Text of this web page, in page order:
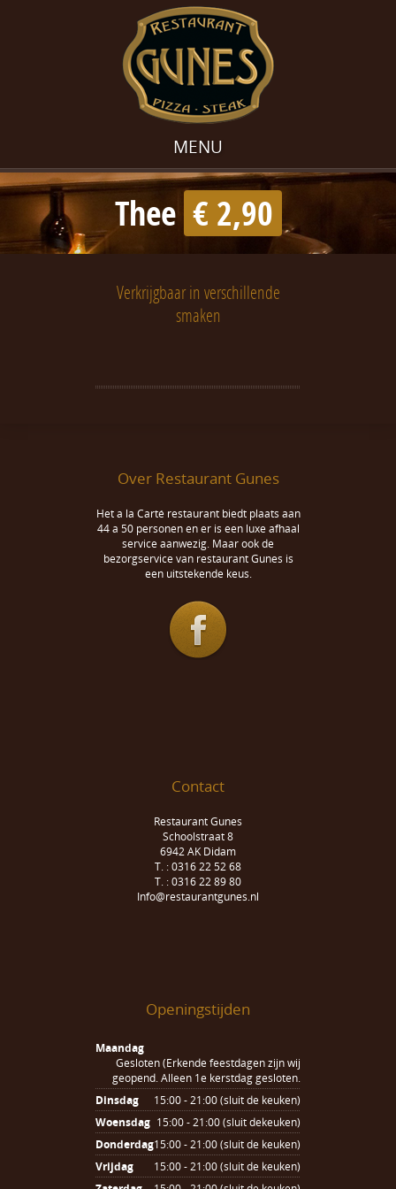
MENU
Thee € 2,90
Verkrijgbaar in verschillende
smaken
Over Restaurant Gunes
Het a la Carté restaurant biedt plaats aan
44 a 50 personen en er is een luxe afhaal
service aanwezig. Maar ook de
bezorgservice van restaurant Gunes is
een uitstekende keus.
Contact
Restaurant Gunes
Schoolstraat 8
6942 AK Didam
T. : 0316 22 52 68
T. : 0316 22 89 80
Info@restaurantgunes.nl
Openingstijden
Maandag
Gesloten (Erkende feestdagen zijn wij
geopend. Alleen 1e kerstdag gesloten.
Dinsdag
15:00 - 21:00 (sluit de keuken)
Woensdag 15:00 - 21:00 (sluit dekeuken)
Donderdag15:00 - 21:00 (sluit de keuken)
Vrijdag
15:00 - 21:00 (sluit de keuken)